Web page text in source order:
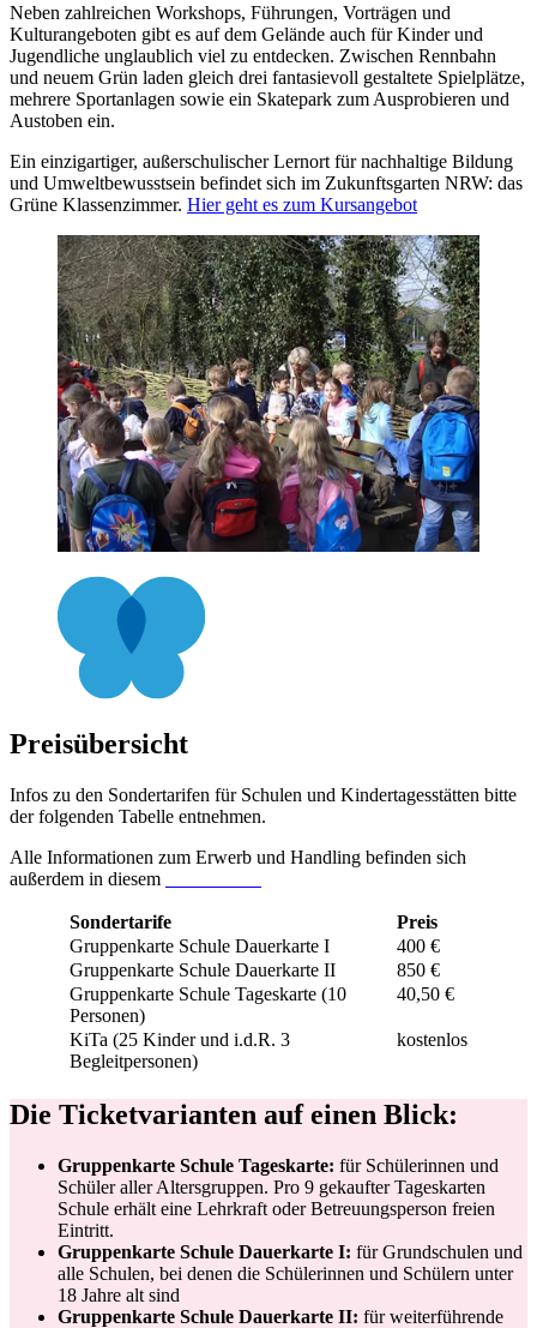
Neben zahlreichen Workshops, Führungen, Vorträgen und
Kulturangeboten gibt es auf dem Gelände auch für Kinder und
Jugendliche unglaublich viel zu entdecken. Zwischen Rennbahn
und neuem Grün laden gleich drei fantasievoll gestaltete Spielplätze,
mehrere Sportanlagen sowie ein Skatepark zum Ausprobieren und
Austoben ein.
Ein einzigartiger, außerschulischer Lernort für nachhaltige Bildung
und Umweltbewusstsein befindet sich im Zukunftsgarten NRW: das
Grüne Klassenzimmer. Hier geht es zum Kursangebot
Preisübersicht
Infos zu den Sondertarifen für Schulen und Kindertagesstätten bitte
der folgenden Tabelle entnehmen.
Alle Informationen zum Erwerb und Handling befinden sich
außerdem in diesem
Sondertarife
Preis
Gruppenkarte Schule Dauerkarte I
400 €
Gruppenkarte Schule Dauerkarte II
850 €
Gruppenkarte Schule Tageskarte (10
Personen)
40,50 €
KiTa (25 Kinder und i.d.R. 3
Begleitpersonen)
kostenlos
Die Ticketvarianten auf einen Blick:
Gruppenkarte Schule Tageskarte: für Schülerinnen und
Schüler aller Altersgruppen. Pro 9 gekaufter Tageskarten
Schule erhält eine Lehrkraft oder Betreuungsperson freien
Eintritt.
Gruppenkarte Schule Dauerkarte I: für Grundschulen und
alle Schulen, bei denen die Schülerinnen und Schülern unter
18 Jahre alt sind
Gruppenkarte Schule Dauerkarte II: für weiterführende